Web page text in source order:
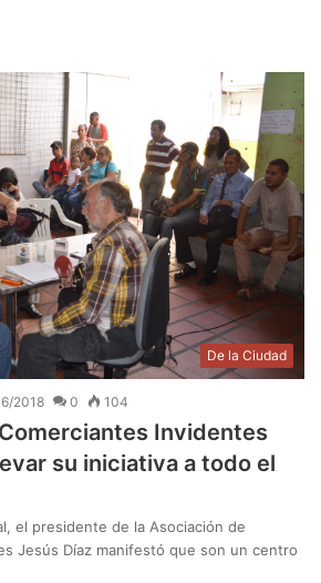
De la Ciudad
2018 0 104
Invidentes
su iniciativa a todo el
el presidente de la Asociación de
Jesús Díaz manifestó que son un centro